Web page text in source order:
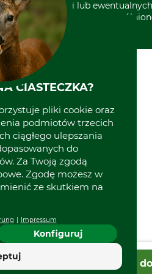
Dodaj
kosztów wysyłki lub
CIASTECZKA?
pliki cookie oraz
podmiotów trzecich
ciągłego ulepszania
do
Za Twoją zgodą
Zgodę możesz w
ze skutkiem na
Impressum
Konfiguruj